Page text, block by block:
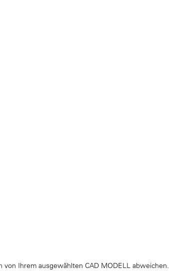
Ihrem ausgewählten CAD MODELL abweichen.